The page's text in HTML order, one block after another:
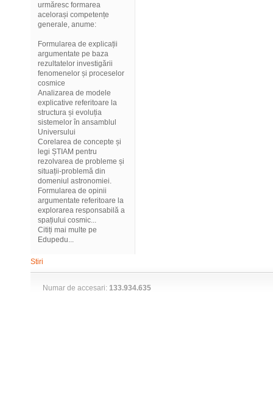
urmăresc formarea
acelorași competențe
generale, anume:
Formularea de explicații
argumentate pe baza
rezultatelor investigării
fenomenelor și proceselor
cosmice
Analizarea de modele
explicative referitoare la
structura și evoluția
sistemelor în ansamblul
Universului
Corelarea de concepte și
legi ȘTIAM pentru
rezolvarea de probleme și
situații-problemă din
domeniul astronomiei.
Formularea de opinii
argumentate referitoare la
explorarea responsabilă a
spațiului cosmic...
Citiți mai multe pe
Edupedu...
Stiri
Numar de accesari: 133.934.635